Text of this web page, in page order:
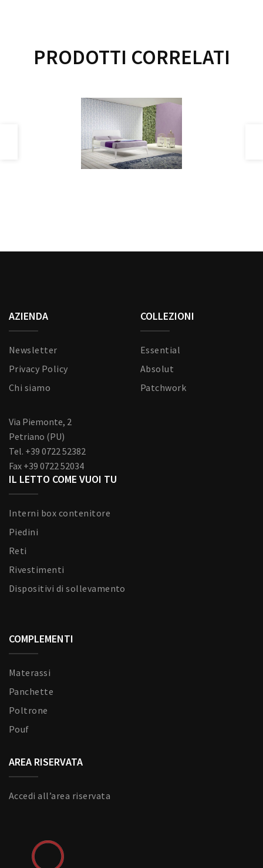
PRODOTTI CORRELATI
AZIENDA
Newsletter
Privacy Policy
Chi siamo
Via Piemonte, 2
Petriano (PU)
Tel. +39 0722 52382
Fax +39 0722 52034
COLLEZIONI
Essential
Absolut
Patchwork
IL LETTO COME VUOI TU
Interni box contenitore
Piedini
Reti
Rivestimenti
Dispositivi di sollevamento
COMPLEMENTI
Materassi
Panchette
Poltrone
Pouf
AREA RISERVATA
Accedi all’area riservata